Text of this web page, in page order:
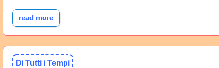
read more
Di Tutti i Tempi